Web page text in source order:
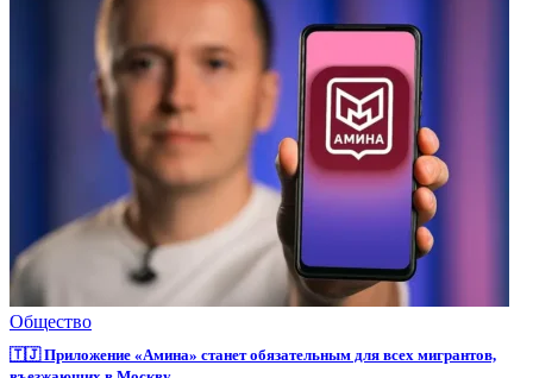
Общество
🇹🇯 Приложение «Амина» станет обязательным для всех мигрантов,